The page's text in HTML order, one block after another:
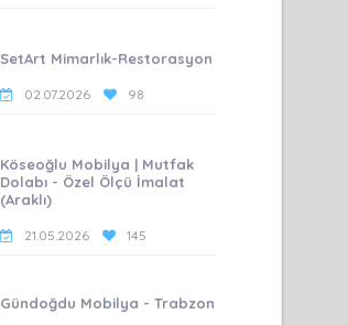
SetArt Mimarlık-Restorasyon
02.07.2026 98
Köseoğlu Mobilya | Mutfak
Dolabı - Özel Ölçü İmalat
(Araklı)
21.05.2026 145
Gündoğdu Mobilya - Trabzon